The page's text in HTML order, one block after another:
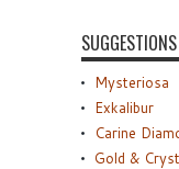
SUGGESTIONS
Mysteriosa
Exkalibur
Carine
Gold &